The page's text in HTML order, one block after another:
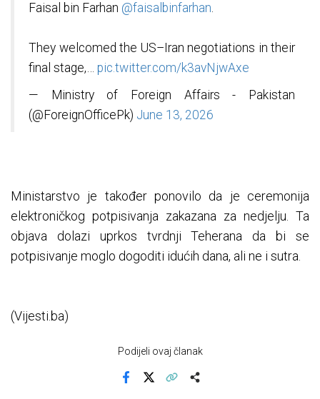
Faisal bin Farhan @faisalbinfarhan.
They welcomed the US–Iran negotiations in their
final stage,… pic.twitter.com/k3avNjwAxe
— Ministry of Foreign Affairs - Pakistan
(@ForeignOfficePk) June 13, 2026
Ministarstvo je također ponovilo da je ceremonija
elektroničkog potpisivanja zakazana za nedjelju. Ta
objava dolazi uprkos tvrdnji Teherana da bi se
potpisivanje moglo dogoditi idućih dana, ali ne i sutra.
(Vijesti.ba)
Podijeli ovaj članak